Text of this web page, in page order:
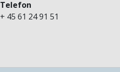
Telefon
+ 45 61 24 91 51